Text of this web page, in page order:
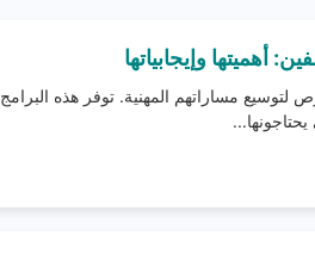
أهميتها وإيجابياتها
لتوسيع مساراتهم المهنية. توفر هذه البرامج